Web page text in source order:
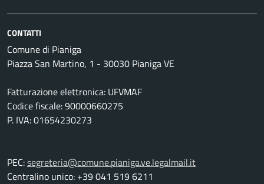
CONTATTI
Comune di Pianiga
Piazza San Martino, 1 - 30030 Pianiga VE
Fatturazione elettronica: UFVMAF
Codice fiscale: 90000660275
P. IVA: 01654230273
PEC:segreteria@comune.pianiga.ve.legalmail.it
Centralino unico: +39 041 519 6211